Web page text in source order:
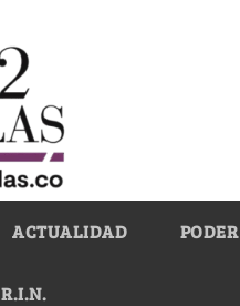
ACTUALIDAD PODER
R.I.N.